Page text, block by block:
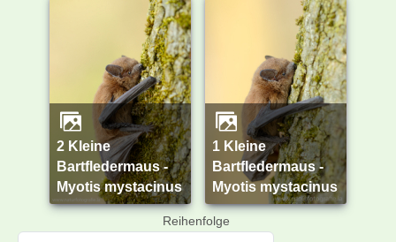
2 Kleine
Bartfledermaus -
Myotis mystacinus
1 Kleine
Bartfledermaus -
Myotis mystacinus
Reihenfolge